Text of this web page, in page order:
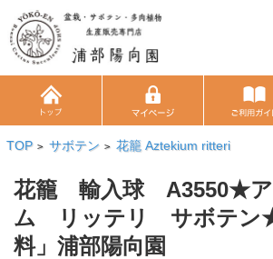
TOP > サボテン > 花籠 Aztekium ritteri
花籠 輸入球 A3550★ア
ム リッテリ サボテン
料」浦部陽向園